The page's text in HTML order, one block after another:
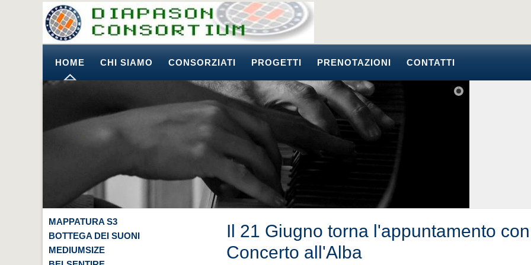
HOME CHI SIAMO CONSORZIATI PROGETTI PRENOTAZIONI CONTATTI
MAPPATURA S3
BOTTEGA DEI SUONI
MEDIUMSIZE
Il 21 Giugno torna l'appuntamento
Concerto all'Alba